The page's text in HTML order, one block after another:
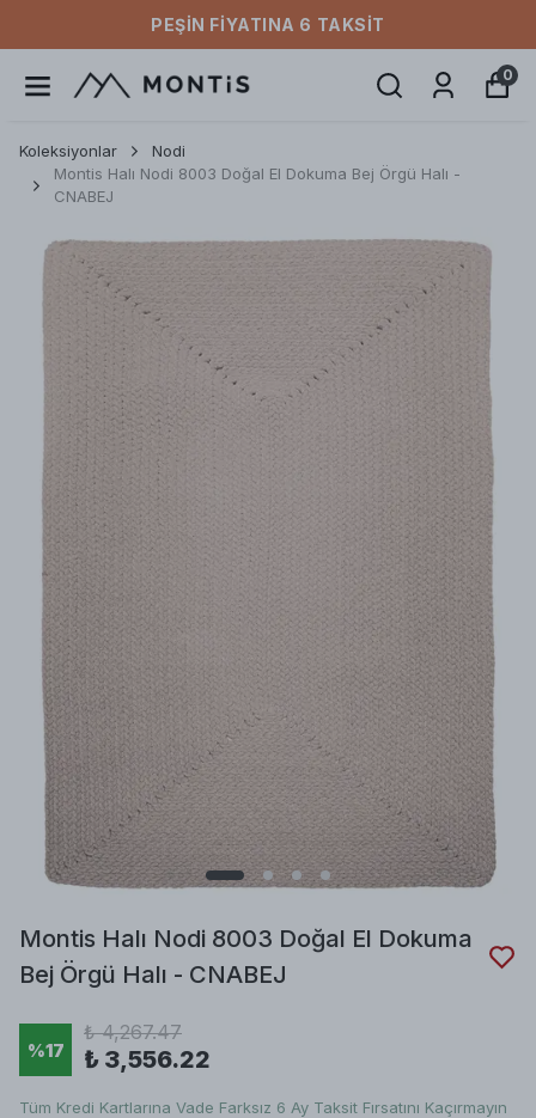
PEŞIN FIYATINA 6 TAKSIT
0
Koleksiyonlar
Nodi
Montis Halı Nodi 8003 Doğal El Dokuma Bej Örgü Halı -
CNABEJ
Montis Halı Nodi 8003 Doğal El Dokuma
Bej Örgü Halı - CNABEJ
%17
₺ 4,267.47
₺ 3,556.22
Tüm Kredi Kartlarına Vade Farksız 6 Ay Taksit Fırsatını Kaçırmayın